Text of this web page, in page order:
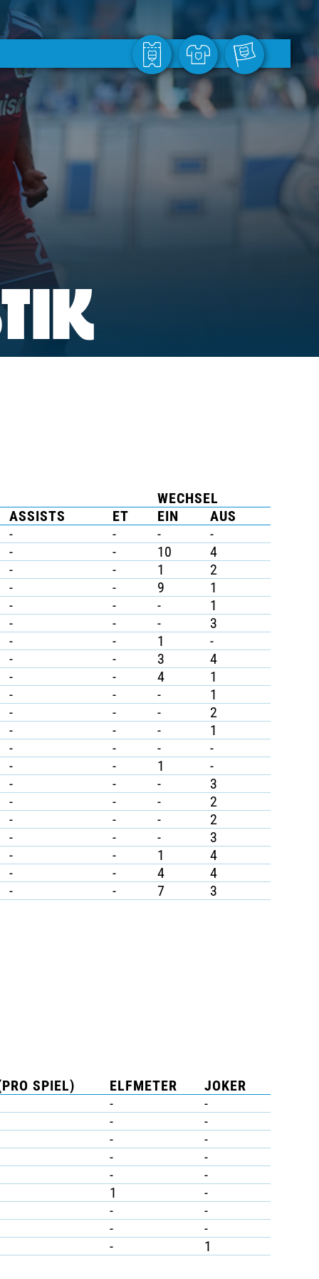
WECHSEL
ASSISTS
ET EIN
AUS
-
- -
-
-
- 10
4
-
- 1
2
-
- 9
1
-
- -
1
-
- -
3
-
- 1
-
-
- 3
4
-
- 4
1
-
- -
1
-
- -
2
-
- -
1
-
- -
-
-
- 1
-
-
- -
3
-
- -
2
-
- -
2
-
- -
3
-
- 1
4
-
- 4
4
-
- 7 3
SPIEL) ELFMETER
JOKER
-
-
-
-
-
-
-
-
-
-
1
-
-
-
-
-
-
1